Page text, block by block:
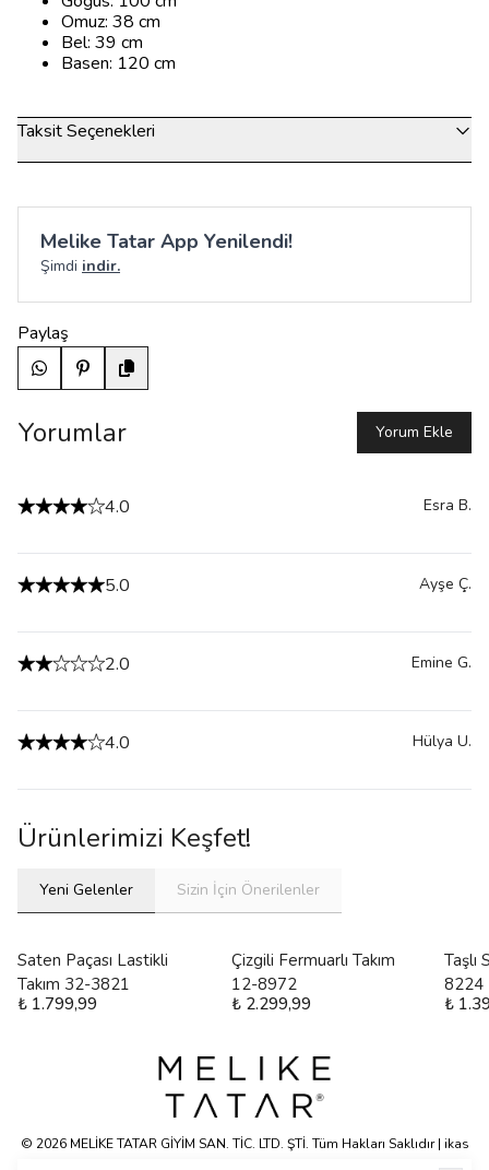
Omuz: 38 cm
Bel: 39 cm
Basen: 120 cm
Taksit Seçenekleri
Melike Tatar App Yenilendi!
Şimdi indir.
Paylaş
Yorumlar Yorum Ekle
4.0 Esra B.
5.0 Ayşe Ç.
2.0 Emine G.
4.0 Hülya U.
Ürünlerimizi Keşfet!
Yeni Gelenler Sizin İçin Önerilenler
Saten Paçası Lastikli
Takım 32-3821
₺ 1.799,99
Çizgili Fermuarlı Takım
12-8972
₺ 2.299,99
Taşlı
8224
₺
© 2026 MELİKE TATAR GİYİM SAN. TİC. LTD. ŞTİ. Tüm Hakları Saklıdır | ikas